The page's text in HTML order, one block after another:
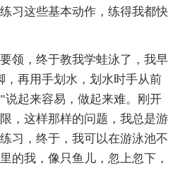
习这些基本动作，练得我都快
领，终于教我学蛙泳了，我早
，再用手划水，划水时手从前
说起来容易，做起来难。刚开
，这样那样的问题，我总是游
习，终于，我可以在游泳池不
的我，像只鱼儿，忽上忽下，